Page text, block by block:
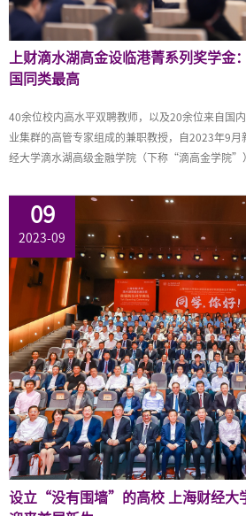
上财滴水湖高金设临港菁系列奖学金
国同类最高
40余位校内高水平双聘教师，以及20余位来自国
业集群的高管专家组成的兼职教授，自2023年9
经大学滴水湖高级金融学院（下称“滴高金学院”
09
2023-09
设立“没有围墙”的高校 上海财经大